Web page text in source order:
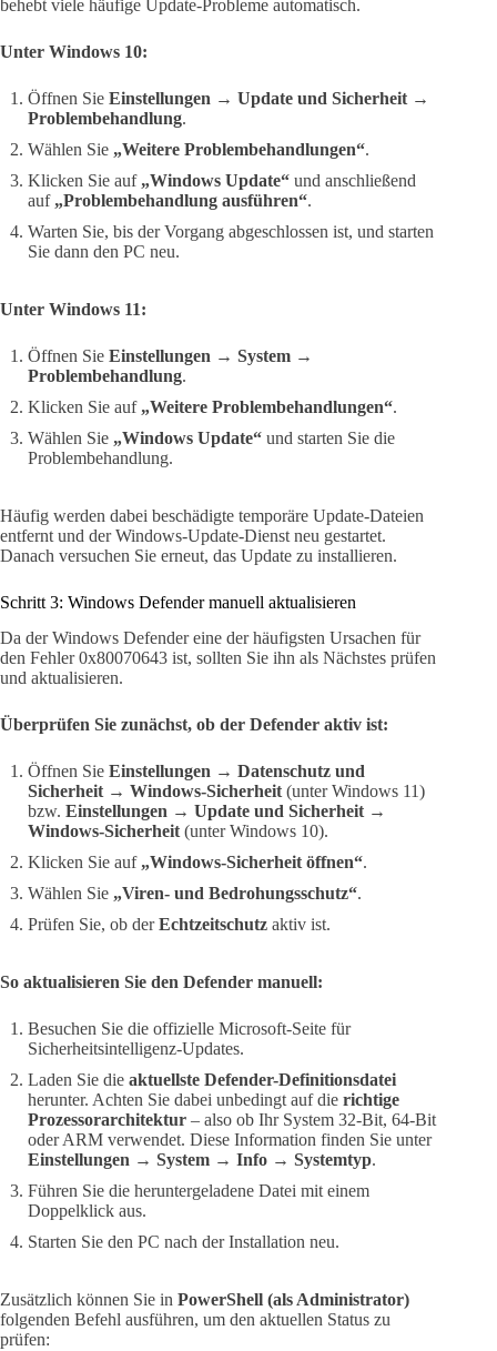
behebt viele häufige Update-Probleme automatisch.
Unter Windows 10:
Öffnen Sie Einstellungen → Update und Sicherheit →
Problembehandlung.
Wählen Sie „Weitere Problembehandlungen“.
Klicken Sie auf „Windows Update“ und anschließend
auf „Problembehandlung ausführen“.
Warten Sie, bis der Vorgang abgeschlossen ist, und starten
Sie dann den PC neu.
Unter Windows 11:
Öffnen Sie Einstellungen → System →
Problembehandlung.
Klicken Sie auf „Weitere Problembehandlungen“.
Wählen Sie „Windows Update“ und starten Sie die
Problembehandlung.
Häufig werden dabei beschädigte temporäre Update-Dateien
entfernt und der Windows-Update-Dienst neu gestartet.
Danach versuchen Sie erneut, das Update zu installieren.
Schritt 3: Windows Defender manuell aktualisieren
Da der Windows Defender eine der häufigsten Ursachen für
den Fehler 0x80070643 ist, sollten Sie ihn als Nächstes prüfen
und aktualisieren.
Überprüfen Sie zunächst, ob der Defender aktiv ist:
Öffnen Sie Einstellungen → Datenschutz und
Sicherheit → Windows-Sicherheit (unter Windows 11)
bzw. Einstellungen → Update und Sicherheit →
Windows-Sicherheit (unter Windows 10).
Klicken Sie auf „Windows-Sicherheit öffnen“.
Wählen Sie „Viren- und Bedrohungsschutz“.
Prüfen Sie, ob derEchtzeitschutz aktiv ist.
So aktualisieren Sie den Defender manuell:
Besuchen Sie die offizielle Microsoft-Seite für
Sicherheitsintelligenz-Updates.
Laden Sie die aktuellste Defender-Definitionsdatei
herunter. Achten Sie dabei unbedingt auf die richtige
Prozessorarchitektur – also ob Ihr System 32-Bit, 64-Bit
oder ARM verwendet. Diese Information finden Sie unter
Einstellungen → System → Info → Systemtyp.
Führen Sie die heruntergeladene Datei mit einem
Doppelklick aus.
Starten Sie den PC nach der Installation neu.
Zusätzlich können Sie in PowerShell (als Administrator)
folgenden Befehl ausführen, um den aktuellen Status zu
prüfen: